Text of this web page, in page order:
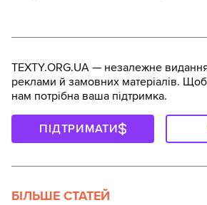
TEXTY.ORG.UA — незалежне
реклами й замовних матеріалів.
нам потрібна ваша підтримка.
ПІДТРИМАТИ
БІЛЬШЕ СТАТЕЙ